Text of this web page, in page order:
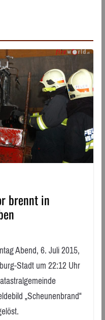
brennt in
Abend, 6. Juli 2015,
Stadt um 22:12 Uhr
„Scheunenbrand“